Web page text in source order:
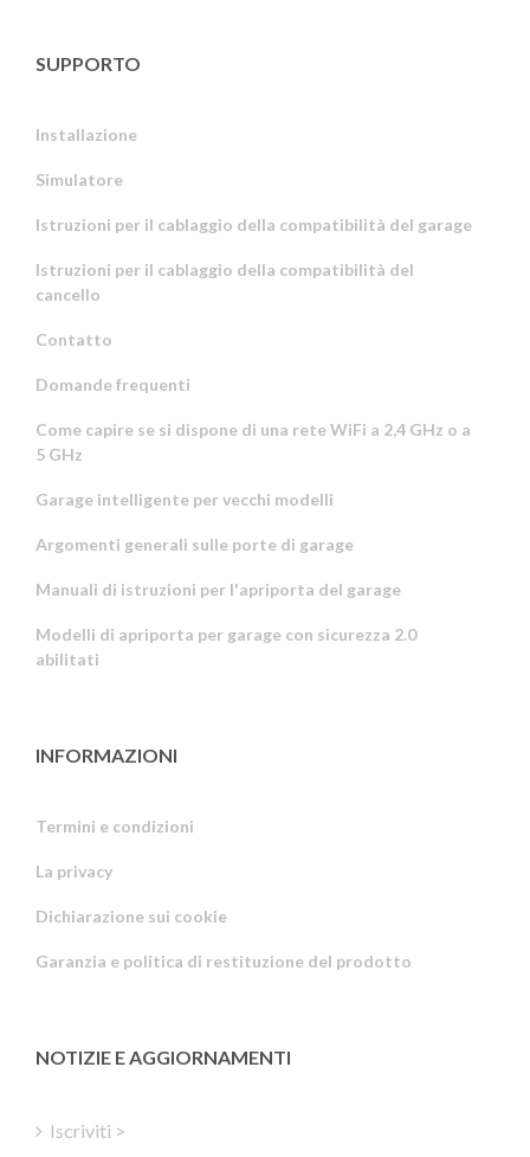
SUPPORTO
Installazione
Simulatore
Istruzioni per il cablaggio della compatibilità del garage
Istruzioni per il cablaggio della compatibilità del
cancello
Contatto
Domande frequenti
Come capire se si dispone di una rete WiFi a 2,4 GHz o a
5 GHz
Garage intelligente per vecchi modelli
Argomenti generali sulle porte di garage
Manuali di istruzioni per l'apriporta del garage
Modelli di apriporta per garage con sicurezza 2.0
abilitati
INFORMAZIONI
Termini e condizioni
La privacy
Dichiarazione sui cookie
Garanzia e politica di restituzione del prodotto
NOTIZIE E AGGIORNAMENTI
Iscriviti >
Estonian